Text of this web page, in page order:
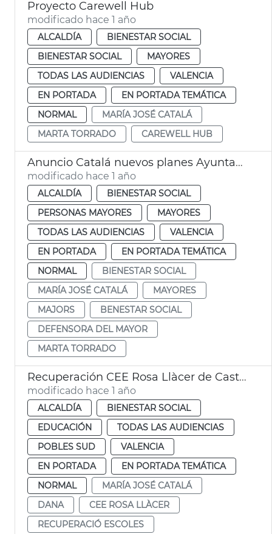
Proyecto Carewell Hub
modificado hace 1 año
ALCALDÍA
BIENESTAR SOCIAL
BIENESTAR SOCIAL
MAYORES
TODAS LAS AUDIENCIAS
VALENCIA
EN PORTADA
EN PORTADA TEMÁTICA
NORMAL
MARÍA JOSÉ CATALÁ
MARTA TORRADO
CAREWELL HUB
Anuncio Catalá nuevos planes Ayuntamiento València centros mayores
modificado hace 1 año
ALCALDÍA
BIENESTAR SOCIAL
PERSONAS MAYORES
MAYORES
TODAS LAS AUDIENCIAS
VALENCIA
EN PORTADA
EN PORTADA TEMÁTICA
NORMAL
BIENESTAR SOCIAL
MARÍA JOSÉ CATALÁ
MAYORES
MAJORS
BENESTAR SOCIAL
DEFENSORA DEL MAYOR
MARTA TORRADO
Recuperación CEE Rosa Llàcer de Castellar
modificado hace 1 año
ALCALDÍA
BIENESTAR SOCIAL
EDUCACIÓN
TODAS LAS AUDIENCIAS
POBLES SUD
VALENCIA
EN PORTADA
EN PORTADA TEMÁTICA
NORMAL
MARÍA JOSÉ CATALÁ
DANA
CEE ROSA LLÀCER
RECUPERACIÓ ESCOLES